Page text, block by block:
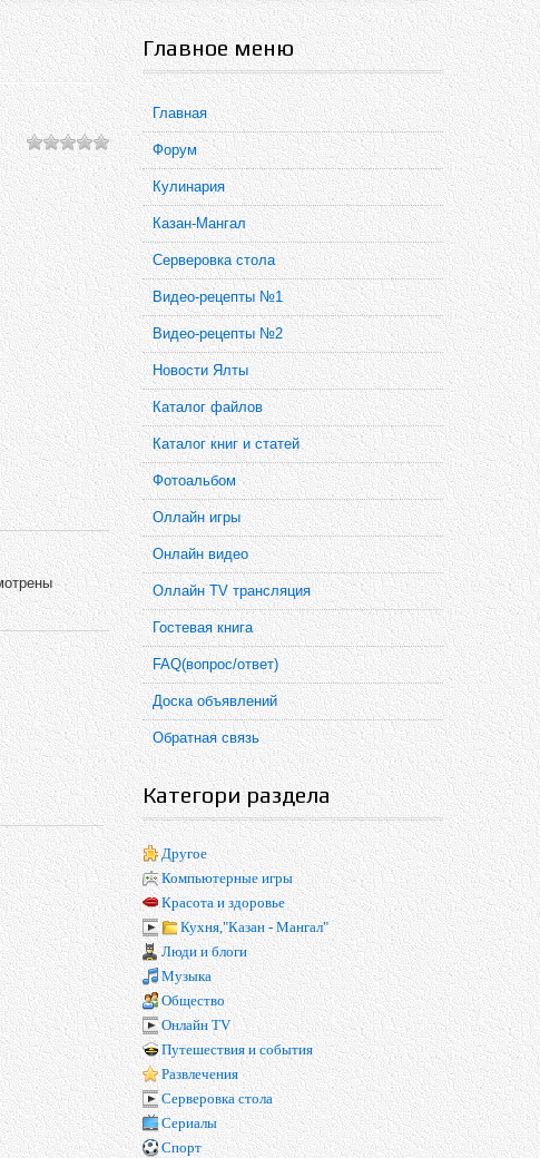
Главное меню
Главная
Форум
Кулинария
Казан-Мангал
Серверовка стола
Видео-рецепты №1
Видео-рецепты №2
Новости Ялты
Каталог файлов
Каталог книг и статей
Фотоальбом
Оллайн игры
Онлайн видео
Оллайн TV трансляция
Гостевая книга
FAQ(вопрос/ответ)
Доска объявлений
Обратная связь
Категори раздела
Другое
Компьютерные игры
Красота и здоровье
Кухня,"Казан - Мангал"
Люди и блоги
Музыка
Общество
Онлайн TV
Путешествия и события
Развлечения
Серверовка стола
Сериалы
Спорт